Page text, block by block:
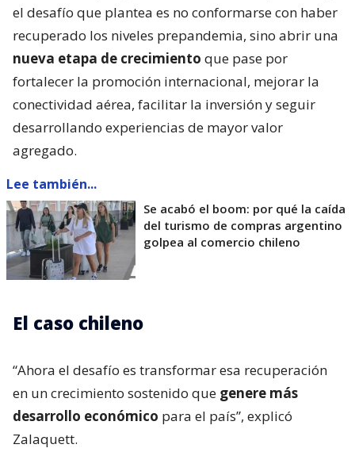
el desafío que plantea es no conformarse con haber
recuperado los niveles prepandemia, sino abrir una
nueva etapa de crecimiento que pase por
fortalecer la promoción internacional, mejorar la
conectividad aérea, facilitar la inversión y seguir
desarrollando experiencias de mayor valor
agregado.
Lee también...
Se acabó el boom: por qué la caída
del turismo de compras argentino
golpea al comercio chileno
El caso chileno
“Ahora el desafío es transformar esa recuperación
en un crecimiento sostenido que genere más
desarrollo económico para el país”, explicó
Zalaquett.